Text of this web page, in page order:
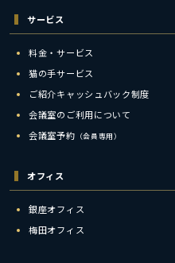
サービス
料金・サービス
猫の手サービス
ご紹介キャッシュバック制度
会議室のご利用について
会議室予約 （会員専用）
オフィス
銀座オフィス
梅田オフィス